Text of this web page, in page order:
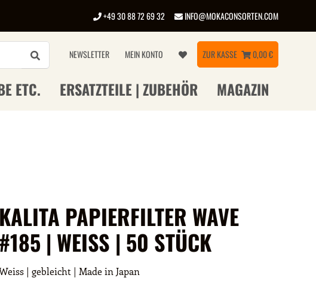
+49 30 88 72 69 32 INFO@MOKACONSORTEN.COM
NEWSLETTER MEIN KONTO ZUR KASSE 0,00 €
ETC. ERSATZTEILE | ZUBEHÖR MAGAZIN
KALITA PAPIERFILTER WAVE
#185 | WEISS | 50 STÜCK
| gebleicht | Made in Japan